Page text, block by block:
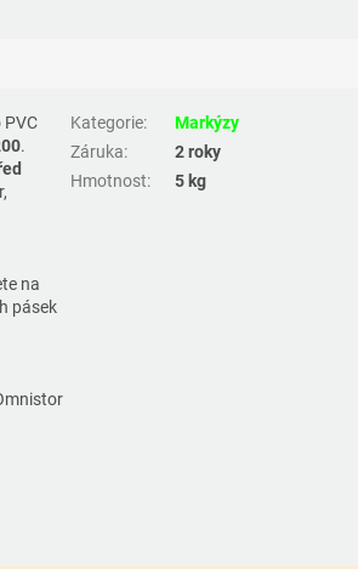
.
na
pásek
Kategorie:
Markýzy
Záruka:
2 roky
Hmotnost: 5 kg